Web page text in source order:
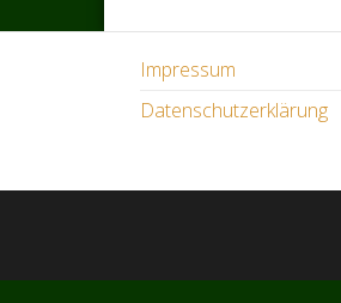
Impressum
Datenschutzerklärung